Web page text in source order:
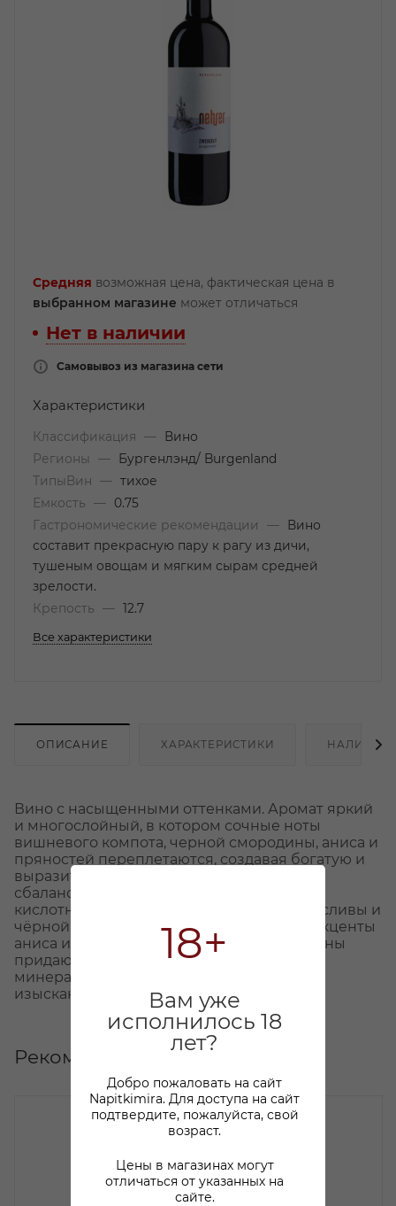
18+
Вам уже
исполнилось 18
лет?
Добро пожаловать на сайт
Napitkimira. Для доступа на сайт
подтвердите, пожалуйста, свой
возраст.
Цены в магазинах могут
отличаться от указанных на
сайте.
Средняя возможная цена, фактическая цена в
выбранном магазине может отличаться
Нет в наличии
Самовывоз из магазина сети
Характеристики
Классификация —
Вино
Регионы
—
Бургенлэнд/ Burgenland
ТипыВин
— тихое
Емкость
—
0.75
Гастрономические рекомендации
—
Вино
составит прекрасную пару к рагу из дичи,
тушеным овощам и мягким сырам средней
зрелости.
Крепость
— 12.7
Все характеристики
ОПИСАНИЕ ХАРАКТЕРИСТИКИ НАЛИЧИЕ
Вино с насыщенными оттенками. Аромат яркий
и многослойный, в котором сочные ноты
вишневого компота, черной смородины, аниса и
пряностей переплетаются, создавая богатую и
выразительную композицию. Вкус
сбалансированный, с великолепной
кислотностью, где яркие оттенки вишни, сливы и
чёрной смородины переходят в тонкие акценты
аниса и белого перца. Шелковистые танины
придают вину бархатистость, а долгое
минеральное послевкусие оставляет
изысканный, запоминающийся след.
Рекомендуем